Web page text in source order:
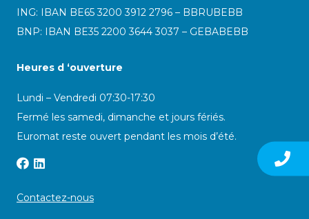
ING: IBAN BE65 3200 3912 2796 – BBRUBEBB
BNP: IBAN BE35 2200 3644 3037 – GEBABEBB
Heures d ‘ouverture
Lundi – Vendredi 07:30-17:30
Fermé les samedi, dimanche et jours fériés.
Euromat reste ouvert pendant les mois d’été.
Contactez-nous